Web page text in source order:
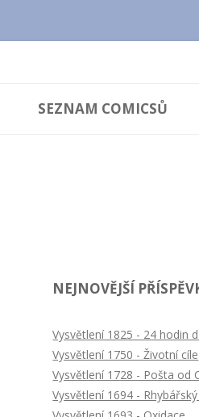
SEZNAM COMICSŮ
NEJNOVĚJŠÍ
Vysvětlení 1825 - 24 hodin
Vysvětlení 1750 - Životní cíle
Vysvětlení 1728 - Pošta od
Vysvětlení 1694 -